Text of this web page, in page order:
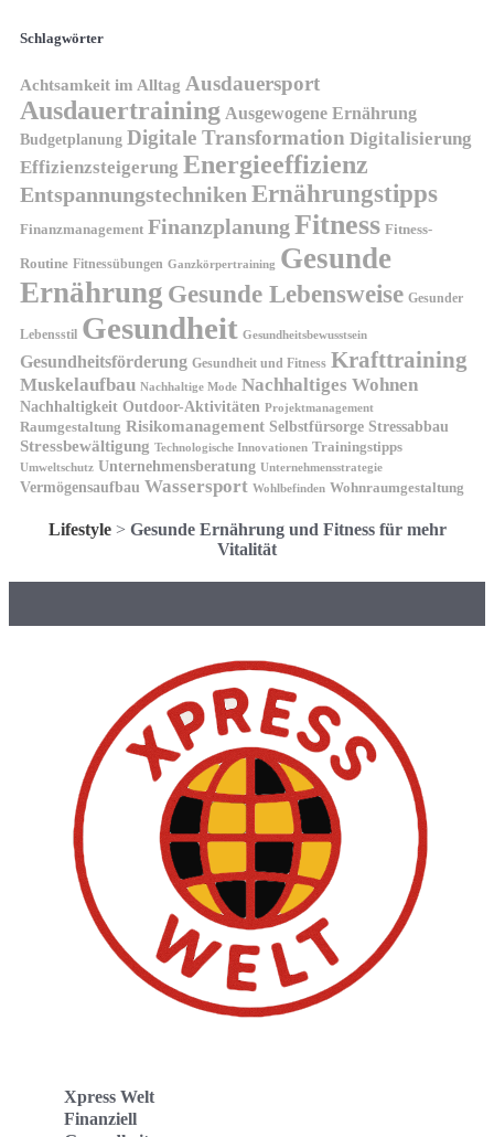
Schlagwörter
Achtsamkeit im Alltag Ausdauersport
Ausdauertraining Ausgewogene Ernährung
Budgetplanung Digitale Transformation Digitalisierung
Effizienzsteigerung Energieeffizienz
Entspannungstechniken Ernährungstipps
Finanzmanagement Finanzplanung Fitness Fitness-
Routine Fitnessübungen Ganzkörpertraining Gesunde
Ernährung Gesunde Lebensweise Gesunder
Lebensstil Gesundheit Gesundheitsbewusstsein
Gesundheitsförderung Gesundheit und Fitness Krafttraining
Muskelaufbau Nachhaltige Mode Nachhaltiges Wohnen
Nachhaltigkeit Outdoor-Aktivitäten Projektmanagement
Raumgestaltung Risikomanagement Selbstfürsorge Stressabbau
Stressbewältigung Technologische Innovationen Trainingstipps
Umweltschutz Unternehmensberatung Unternehmensstrategie
Vermögensaufbau Wassersport Wohlbefinden Wohnraumgestaltung
Lifestyle> Gesunde Ernährung und Fitness für mehr
Vitalität
Xpress Welt
Finanziell